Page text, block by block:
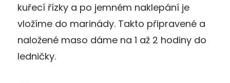
kuřecí řízky a po jemném naklepání je
vložíme do marinády. Takto připravené a
naložené maso dáme na 1 až 2 hodiny do
ledničky.